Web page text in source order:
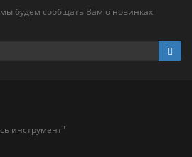
будем сообщать Вам о новинках
инструмент"